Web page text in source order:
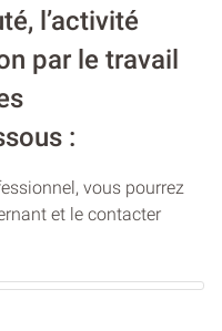
l’activité
par le travail
:
vous pourrez
et le contacter